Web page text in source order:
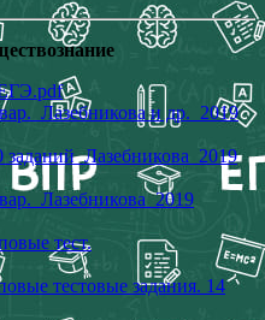
и др._2019
тест.
тестовые задания. 14